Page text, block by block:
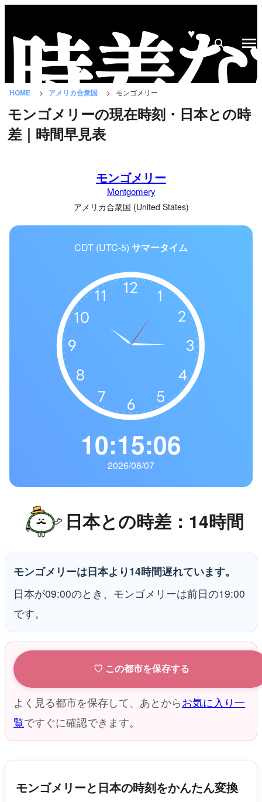
♥
HOME アメリカ合衆国 モンゴメリー
モンゴメリーの現在時刻・日本との時
差｜時間早見表
モンゴメリー
Montgomery
アメリカ合衆国 (United States)
CDT (UTC-5) サマータイム
10:15:07
2026/08/07
日本との時差：14時間
モンゴメリーは日本より14時間遅れています。
日本が09:00のとき、モンゴメリーは前日の19:00
です。
♡ この都市を保存する
よく見る都市を保存して、あとからお気に入り一
覧ですぐに確認できます。
モンゴメリーと日本の時刻をかんたん変換
な
と
は？